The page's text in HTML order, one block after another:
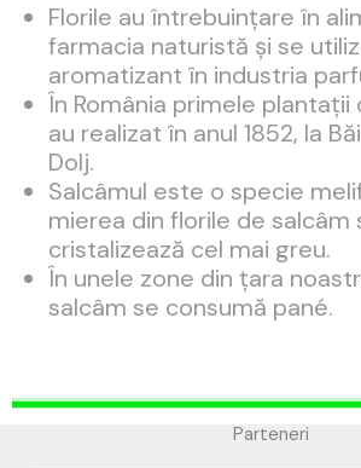
Florile au întrebuințare în
farmacia naturistă și se
aromatizant în industria
În România primele
au realizat în anul 1852, la
Dolj.
Salcâmul este o specie
mierea din florile de salcâm
cristalizează cel mai greu.
În unele zone din țara
salcâm se consumă pané.
Parteneri